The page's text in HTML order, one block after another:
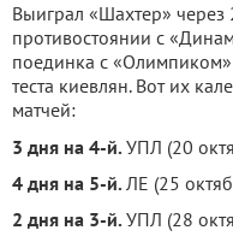
Выиграл «Шахтер»
противостоянии с
поединка с
теста киевлян. Вот их
матчей:
3 дня на 4-й. УПЛ (20
4 дня на 5-й. ЛЕ (25
2 дня на 3-й. УПЛ (28